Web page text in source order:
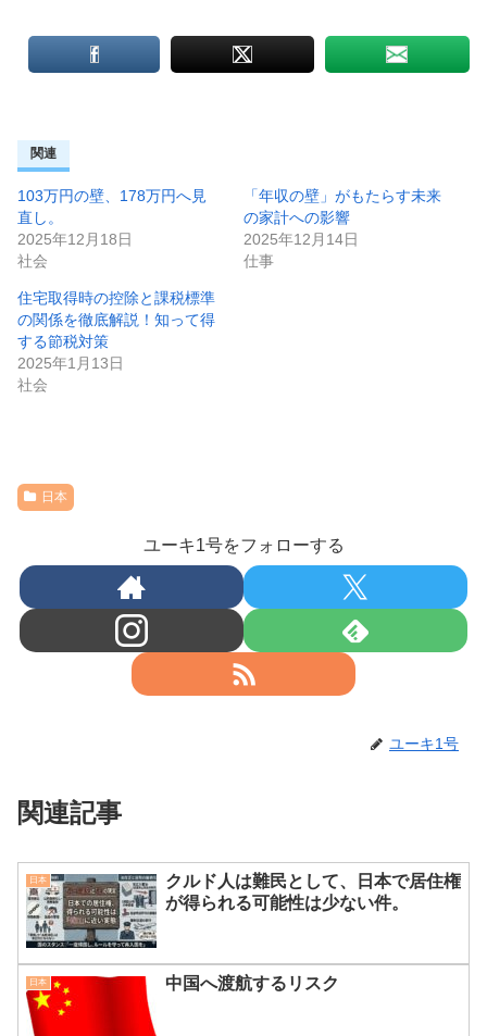
関連
103万円の壁、178万円へ見
直し。
2025年12月18日
社会
「年収の壁」がもたらす未来
の家計への影響
2025年12月14日
仕事
住宅取得時の控除と課税標準
の関係を徹底解説！知って得
する節税対策
2025年1月13日
社会
日本
ユーキ1号をフォローする
ユーキ1号
関連記事
日本
クルド人は難民として、日本で居住権
が得られる可能性は少ない件。
日本 中国へ渡航するリスク